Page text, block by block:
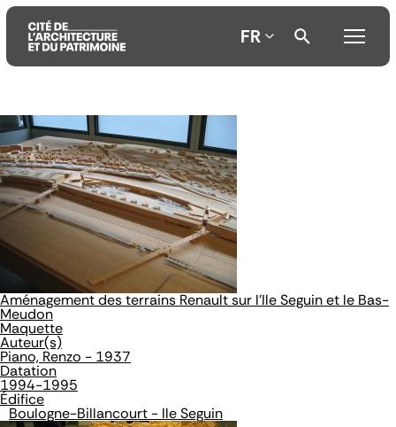
Aller
au
contenu
principal
Aller
au
menu
principal
Aller
à
la
recherche
FR
Aménagement des terrains Renault sur l'Ile Seguin et le Bas-
Meudon
Maquette
Auteur(s)
Piano, Renzo - 1937
Datation
1994-1995
Édifice
Boulogne-Billancourt - Ile Seguin